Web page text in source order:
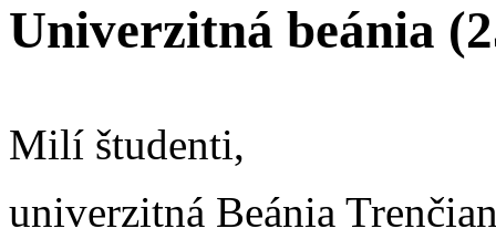
Univerzitná beánia
Milí študenti,
univerzitná Beánia